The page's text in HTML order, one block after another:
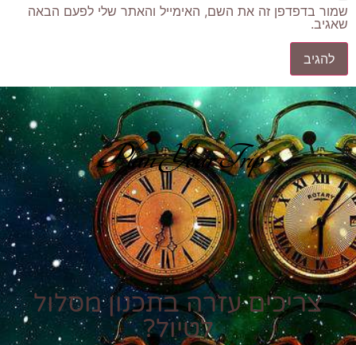
שמור בדפדפן זה את השם, האימייל והאתר שלי לפעם הבאה
שאגיב.
Plan Your Trip
צריכים עזרה בתכנון מסלול
לטיול?